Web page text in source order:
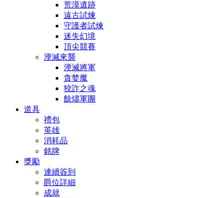
荒漠遺跡
遠古試煉
守護者試煉
迷失幻境
頂尖競賽
湮滅來襲
湮滅將軍
貪婪魔
狡詐之魂
餘燼軍團
道具
禮包
英雄
消耗品
銘牌
獎勵
連續簽到
爵位詳細
成就